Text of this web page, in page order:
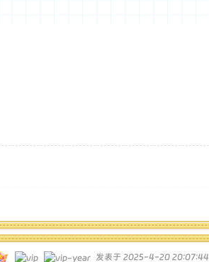
发表于 2025-4-20 20:07:44